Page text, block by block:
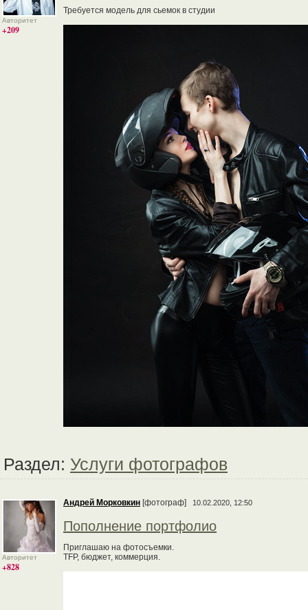
Авторитет
+209
Требуется модель для сьемок в студии
Раздел: Услуги фотографов
Авторитет
+828
Андрей Морковкин [фотограф] 10.02.2020, 12:50
Пополнение портфолио
Приглашаю на фотосъемки.
TFP, бюджет, коммерция.